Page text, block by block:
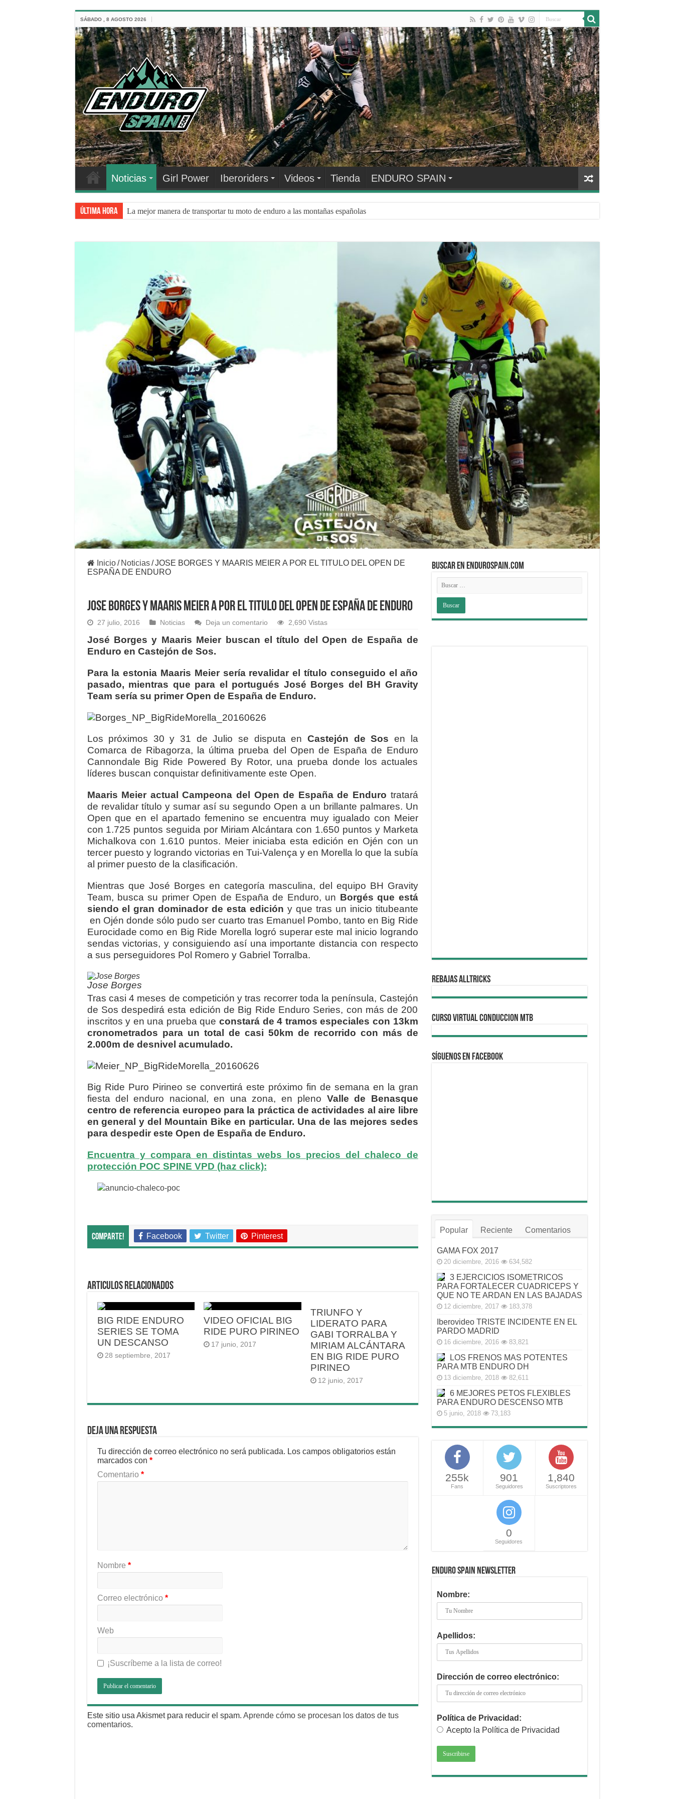
SÁBADO , 8 AGOSTO 2026
Noticias Girl Power Iberoriders Videos Tienda ENDURO SPAIN
Última hora La mejor manera de transportar tu moto de enduro a las montañas españolas
Inicio / Noticias / JOSE BORGES Y MAARIS MEIER A POR EL TITULO DEL OPEN DE
ESPAÑA DE ENDURO
JOSE BORGES Y MAARIS MEIER A POR EL TITULO DEL OPEN DE ESPAÑA DE ENDURO
27 julio, 2016 Noticias Deja un comentario 2,690 Vistas
José Borges y Maaris Meier buscan el título del Open de España de
Enduro en Castejón de Sos.
Para la estonia Maaris Meier sería revalidar el título conseguido el año
pasado, mientras que para el portugués José Borges del BH Gravity
Team sería su primer Open de España de Enduro.
Los próximos 30 y 31 de Julio se disputa en Castejón de Sos en la
Comarca de Ribagorza, la última prueba del Open de España de Enduro
Cannondale Big Ride Powered By Rotor, una prueba donde los actuales
líderes buscan conquistar definitivamente este Open.
Maaris Meier actual Campeona del Open de España de Enduro tratará
de revalidar título y sumar así su segundo Open a un brillante palmares. Un
Open que en el apartado femenino se encuentra muy igualado con Meier
con 1.725 puntos seguida por Miriam Alcántara con 1.650 puntos y Marketa
Michalkova con 1.610 puntos. Meier iniciaba esta edición en Ojén con un
tercer puesto y logrando victorias en Tui-Valença y en Morella lo que la subía
al primer puesto de la clasificación.
Mientras que José Borges en categoría masculina, del equipo BH Gravity
Team, busca su primer Open de España de Enduro, un Borgés que está
siendo el gran dominador de esta edición y que tras un inicio titubeante
en Ojén donde sólo pudo ser cuarto tras Emanuel Pombo, tanto en Big Ride
Eurocidade como en Big Ride Morella logró superar este mal inicio logrando
sendas victorias, y consiguiendo así una importante distancia con respecto
a sus perseguidores Pol Romero y Gabriel Torralba.
Jose Borges
Tras casi 4 meses de competición y tras recorrer toda la península, Castejón
de Sos despedirá esta edición de Big Ride Enduro Series, con más de 200
inscritos y en una prueba que constará de 4 tramos especiales con 13km
cronometrados para un total de casi 50km de recorrido con más de
2.000m de desnivel acumulado.
Big Ride Puro Pirineo se convertirá este próximo fin de semana en la gran
fiesta del enduro nacional, en una zona, en pleno Valle de Benasque
centro de referencia europeo para la práctica de actividades al aire libre
en general y del Mountain Bike en particular. Una de las mejores sedes
para despedir este Open de España de Enduro.
Encuentra y compara en distintas webs los precios del chaleco de
protección POC SPINE VPD (haz click):
Comparte! Facebook Twitter Pinterest
Articulos relacionados
BIG RIDE ENDURO
SERIES SE TOMA
UN DESCANSO
28 septiembre, 2017
VIDEO OFICIAL BIG
RIDE PURO PIRINEO
17 junio, 2017
TRIUNFO Y
LIDERATO PARA
GABI TORRALBA Y
MIRIAM ALCÁNTARA
EN BIG RIDE PURO
PIRINEO
12 junio, 2017
Deja una respuesta
Tu dirección de correo electrónico no será publicada. Los campos obligatorios están
marcados con *
Comentario *
Nombre *
Correo electrónico *
Web
¡Suscríbeme a la lista de correo!
Este sitio usa Akismet para reducir el spam. Aprende cómo se procesan los datos de tus
comentarios.
BUSCAR EN ENDUROSPAIN.COM
REBAJAS ALLTRICKS
CURSO VIRTUAL CONDUCCION MTB
Síguenos en Facebook
Popular Reciente Comentarios
GAMA FOX 2017
20 diciembre, 2016 634,582
3 EJERCICIOS ISOMETRICOS
PARA FORTALECER CUADRICEPS Y
QUE NO TE ARDAN EN LAS BAJADAS
12 diciembre, 2017 183,378
Iberovideo TRISTE INCIDENTE EN EL
PARDO MADRID
16 diciembre, 2016 83,821
LOS FRENOS MAS POTENTES
PARA MTB ENDURO DH
13 diciembre, 2018 82,611
6 MEJORES PETOS FLEXIBLES
PARA ENDURO DESCENSO MTB
5 junio, 2018 73,183
255k
Fans
901
Seguidores
1,840
Suscriptores
0
Seguidores
ENDURO SPAIN NEWSLETTER
Nombre:
Apellidos:
Dirección de correo electrónico:
Política de Privacidad:
Acepto la Política de Privacidad